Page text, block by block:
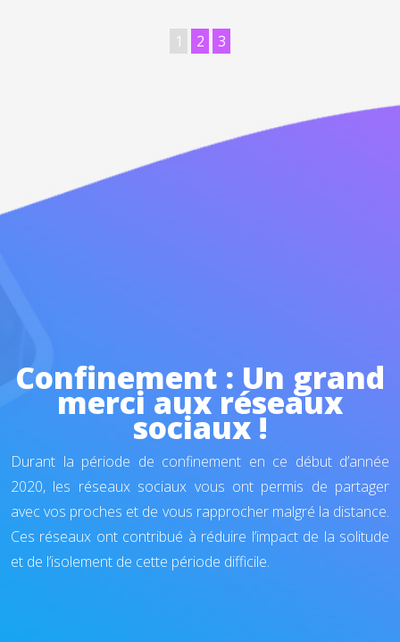
1 2 3
Confinement : Un grand
merci aux réseaux
sociaux !
Durant la période de confinement en ce début d’année
2020, les réseaux sociaux vous ont permis de partager
avec vos proches et de vous rapprocher malgré la distance.
Ces réseaux ont contribué à réduire l’impact de la solitude
et de l’isolement de cette période difficile.